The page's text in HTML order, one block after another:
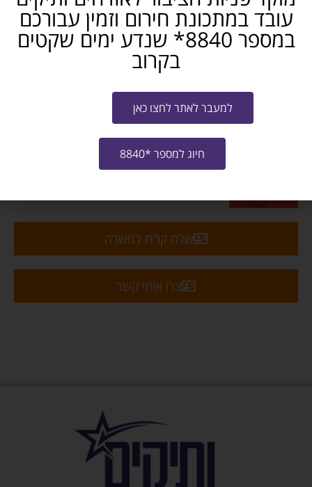
9946
מכונות ותעשיה
משרה מלאה
השרון
חושבים שאתם מכירים מישהו שמתאים? שתפו...
טלגרם
שלח קו"ח למשרה
צרו איתי קשר
עובד במתכונת חירום וזמין עבורכם
במספר 8840* שנדע ימים שקטים
בקרוב
למעבר לאתר לחצו כאן
חיוג למספר *8840